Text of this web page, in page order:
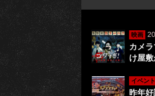
映画
カメ
け屋
イベント
昨年